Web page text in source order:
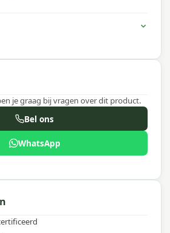
je graag bij vragen over dit product.
Bel ons
WhatsApp